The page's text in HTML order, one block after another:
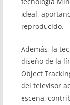
ideal,
reproducido.
Además, la
diseño de la
Object
del televisor
escena,